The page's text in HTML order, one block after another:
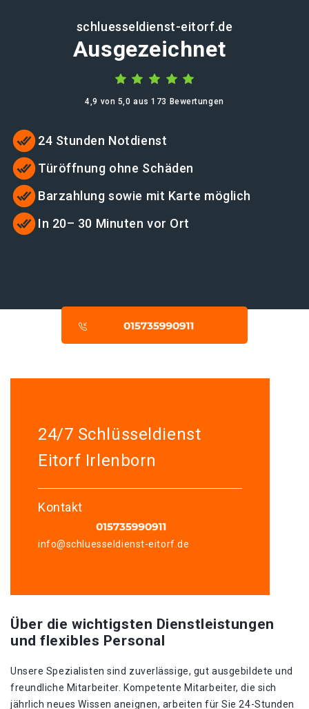
schluesseldienst-eitorf.de
Ausgezeichnet
4,9 von 5,0 aus 173 Bewertungen
24 Stunden Notdienst
Türöffnung ohne Schäden
Barzahlung sowie mit Karte möglich
In 20– 30 Minuten vor Ort
24/7 Schlüsseldienst
Eitorf Irlenborn
Kontakt
info@schluesseldienst-eitorf.de
Über die wichtigsten Dienstleistungen
und flexibles Personal
Unsere Spezialisten sind zuverlässige, gut ausgebildete und
freundliche Mitarbeiter. Kompetente Mitarbeiter, die sich
jährlich neues Wissen aneignen, arbeiten für Sie 24-Stunden